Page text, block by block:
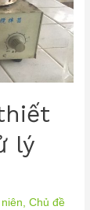
lý
,Chủ đề